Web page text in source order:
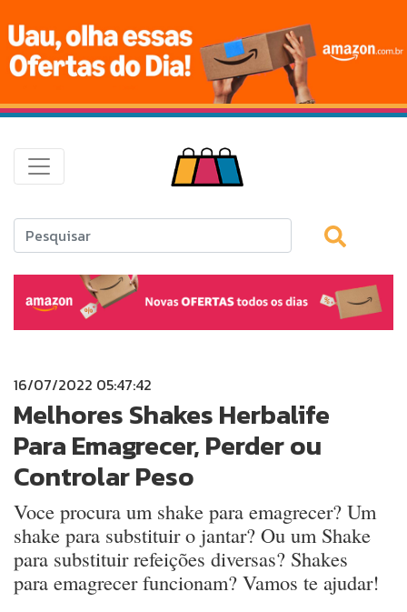
16/07/2022 05:47:42
Melhores Shakes Herbalife
Para Emagrecer, Perder ou
Controlar Peso
Voce procura um shake para emagrecer? Um
shake para substituir o jantar? Ou um Shake
para substituir refeições diversas? Shakes
para emagrecer funcionam? Vamos te ajudar!